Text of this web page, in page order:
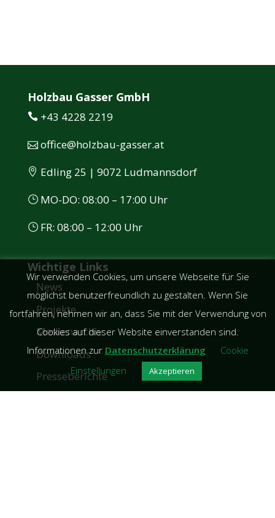
Holzbau Gasser GmbH
+43 4228 2219
office@holzbau-gasser.at
Edling 25 | 9072 Ludmannsdorf
MO-DO: 08:00 – 17:00 Uhr
FR: 08:00 – 12:00 Uhr
Wichtige Links
News
Projekte
Medienarchiv
Downloads
Presseberichte
Wir verwenden Cookies, um unsere Webseite für Sie
möglichst benutzerfreundlich zu gestalten. Wenn Sie
fortfahren, nehmen wir an, dass Sie mit der Verwendung von
Cookies auf dieser Website einverstanden sind.
Informationen zur Datenschutzerklärung
Cookie
Einstellungen
Akzeptieren